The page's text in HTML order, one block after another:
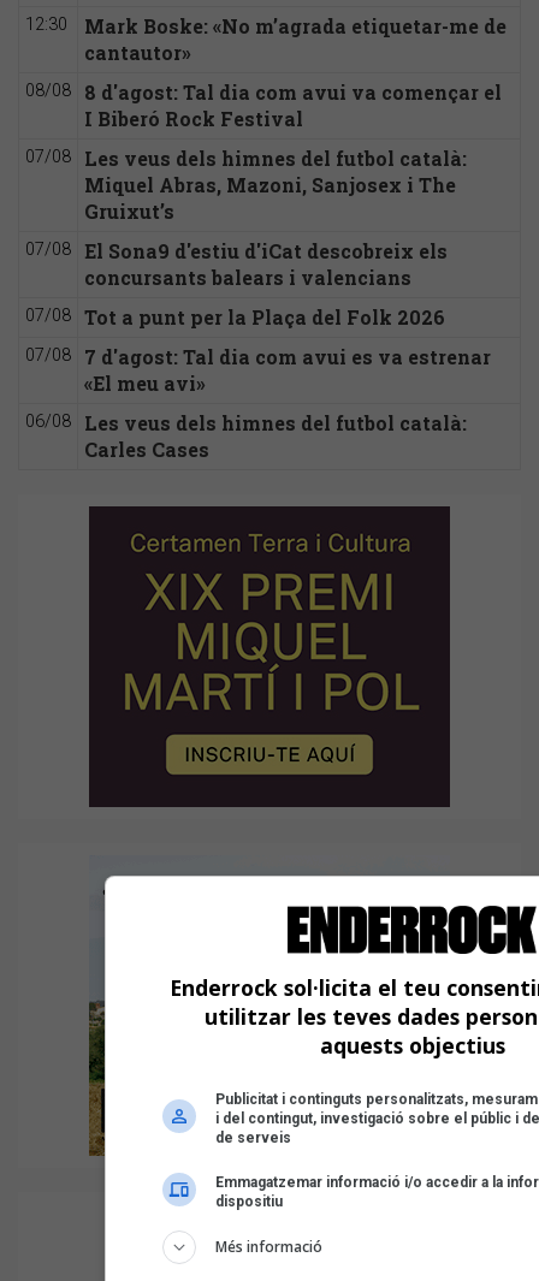
12:30
Mark Boske: «No m’agrada etiquetar-me de
cantautor»
08/08
8 d'agost: Tal dia com avui va començar el
I Biberó Rock Festival
07/08
Les veus dels himnes del futbol català:
Miquel Abras, Mazoni, Sanjosex i The
Gruixut’s
07/08
El Sona9 d'estiu d'iCat descobreix els
concursants balears i valencians
07/08 Tot a punt per la Plaça del Folk 2026
07/08
7 d'agost: Tal dia com avui es va estrenar
«El meu avi»
06/08
Les veus dels himnes del futbol català:
Carles Cases
Enderrock sol·licita el teu
utilitzar les teves dades
aquests objectius
Publicitat i continguts personalitzats,
i del contingut, investigació sobre el públic i
de serveis
Emmagatzemar informació i/o accedir a la
dispositiu
Més informació